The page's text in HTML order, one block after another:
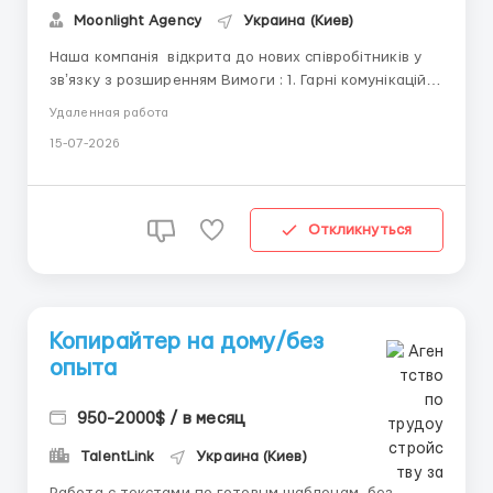
Moonlight Agency Украина (Киев)
Наша компанія відкрита до нових співробітників у
звʼязку з розширенням Вимоги : 1. Гарні комунікаційні
навички 2. Базові знання пк 3. Прагнення результату
запити клієнтів через систему онлайн чату Умови
Удаленная работа
15-07-2026
Откликнуться
Копирайтер на дому/без
опыта
950-2000$ / в месяц
TalentLink Украина (Киев)